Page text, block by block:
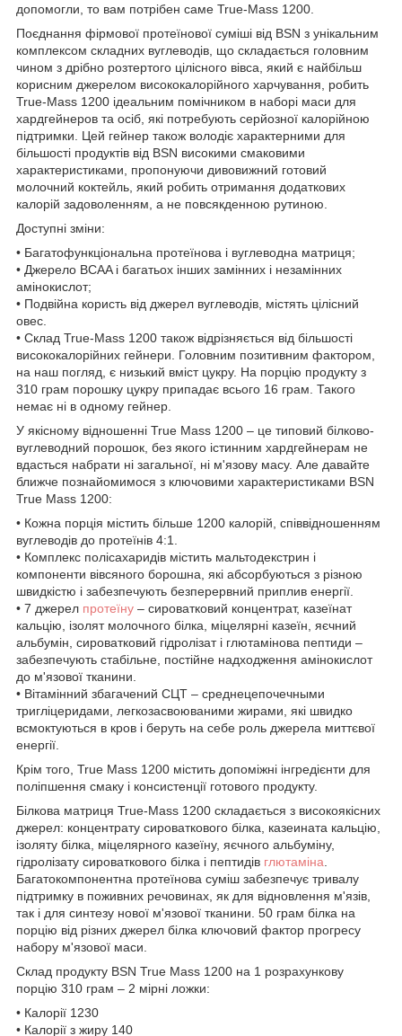
допомогли, то вам потрібен саме True-Mass 1200.
Поєднання фірмової протеїнової суміші від BSN з унікальним
комплексом складних вуглеводів, що складається головним
чином з дрібно розтертого цілісного вівса, який є найбільш
корисним джерелом висококалорійного харчування, робить
True-Mass 1200 ідеальним помічником в наборі маси для
хардгейнеров та осіб, які потребують серйозної калорійною
підтримки. Цей гейнер також володіє характерними для
більшості продуктів від BSN високими смаковими
характеристиками, пропонуючи дивовижний готовий
молочний коктейль, який робить отримання додаткових
калорій задоволенням, а не повсякденною рутиною.
Доступні зміни:
• Багатофункціональна протеїнова і вуглеводна матриця;
• Джерело BCAA і багатьох інших замінних і незамінних
амінокислот;
• Подвійна користь від джерел вуглеводів, містять цілісний
овес.
• Склад True-Mass 1200 також відрізняється від більшості
висококалорійних гейнери. Головним позитивним фактором,
на наш погляд, є низький вміст цукру. На порцію продукту з
310 грам порошку цукру припадає всього 16 грам. Такого
немає ні в одному гейнер.
У якісному відношенні True Mass 1200 – це типовий білково-
вуглеводний порошок, без якого істинним хардгейнерам не
вдасться набрати ні загальної, ні м'язову масу. Але давайте
ближче познайомимося з ключовими характеристиками BSN
True Mass 1200:
• Кожна порція містить більше 1200 калорій, співвідношенням
вуглеводів до протеїнів 4:1.
• Комплекс полісахаридів містить мальтодекстрин і
компоненти вівсяного борошна, які абсорбуються з різною
швидкістю і забезпечують безперервний приплив енергії.
• 7 джерел протеїну – сироватковий концентрат, казеїнат
кальцію, ізолят молочного білка, міцелярні казеїн, яєчний
альбумін, сироватковий гідролізат і глютамінова пептиди –
забезпечують стабільне, постійне надходження амінокислот
до м'язової тканини.
• Вітамінний збагачений СЦТ – среднецепочечными
тригліцеридами, легкозасвоюваними жирами, які швидко
всмоктуються в кров і беруть на себе роль джерела миттєвої
енергії.
Крім того, True Mass 1200 містить допоміжні інгредієнти для
поліпшення смаку і консистенції готового продукту.
Білкова матриця True-Mass 1200 складається з високоякісних
джерел: концентрату сироваткового білка, казеината кальцію,
ізоляту білка, міцелярного казеїну, яєчного альбуміну,
гідролізату сироваткового білка і пептидів глютаміна
Багатокомпонентна протеїнова суміш забезпечує тривалу
підтримку в поживних речовинах, як для відновлення м'язів,
так і для синтезу нової м'язової тканини. 50 грам білка на
порцію від різних джерел білка ключовий фактор прогресу
набору м'язової маси.
Склад продукту BSN True Mass 1200 на 1 розрахункову
порцію 310 грам – 2 мірні ложки:
• Калорії 1230
• Калорії з жиру 140